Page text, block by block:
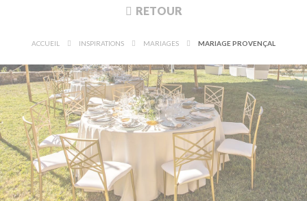
RETOUR
ACCUEIL INSPIRATIONS MARIAGES MARIAGE PROVENÇAL